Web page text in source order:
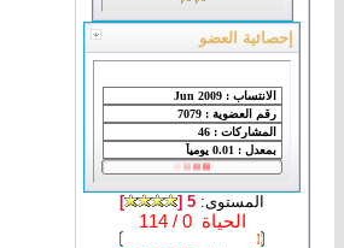
إحصائية العضو
المستوى: 5 [
]
الحياة 0 / 114